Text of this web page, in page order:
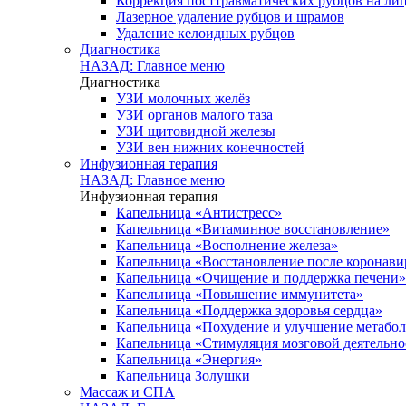
Лазерное удаление рубцов и шрамов
Удаление келоидных рубцов
Диагностика
НАЗАД: Главное меню
Диагностика
УЗИ молочных желёз
УЗИ органов малого таза
УЗИ щитовидной железы
УЗИ вен нижних конечностей
Инфузионная терапия
НАЗАД: Главное меню
Инфузионная терапия
Капельница «Антистресс»
Капельница «Витаминное восстановление»
Капельница «Восполнение железа»
Капельница «Восстановление после
Капельница «Очищение и поддержка печени»
Капельница «Повышение иммунитета»
Капельница «Поддержка здоровья сердца»
Капельница «Похудение и улучшение
Капельница «Стимуляция мозговой
Капельница «Энергия»
Капельница Золушки
Массаж и СПА